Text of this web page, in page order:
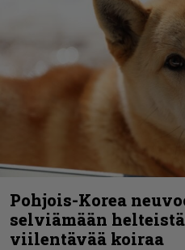
Pohjois-Korea
selviämään
viilentävää koiraa